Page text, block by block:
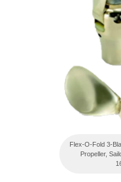
Flex-O-Fold 3-
Propeller,